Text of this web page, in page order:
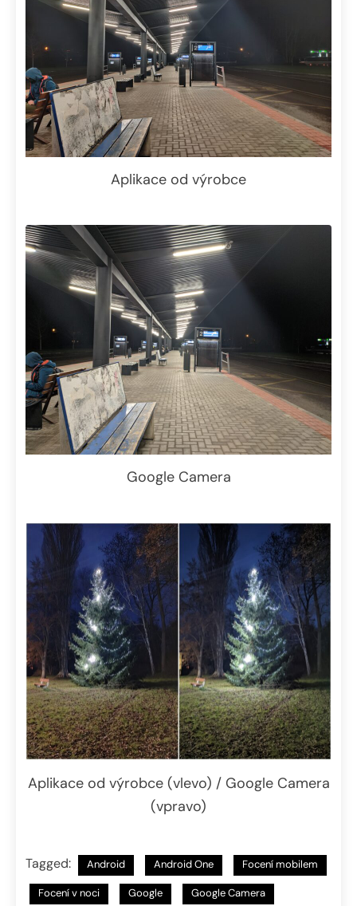
Aplikace od výrobce
Google Camera
Aplikace od výrobce (vlevo) / Google Camera
(vpravo)
Tagged: Android Android One Focení mobilem
Focení v noci Google Google Camera